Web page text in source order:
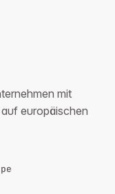
mit
europäischen